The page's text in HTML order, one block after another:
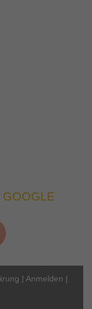
GOOGLE
| Anmelden |